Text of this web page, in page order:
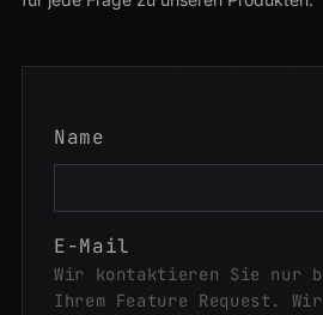
Name
E-Mail
Wir kontaktieren Sie nur
Ihrem Feature Request. Wir